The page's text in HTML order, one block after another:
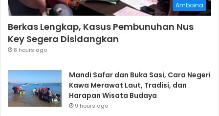
Amboina
Berkas Lengkap, Kasus Pembunuhan Nus
Key Segera Disidangkan
8 hours ago
Mandi Safar dan Buka Sasi, Cara Negeri
Kawa Merawat Laut, Tradisi, dan
Harapan Wisata Budaya
9 hours ago